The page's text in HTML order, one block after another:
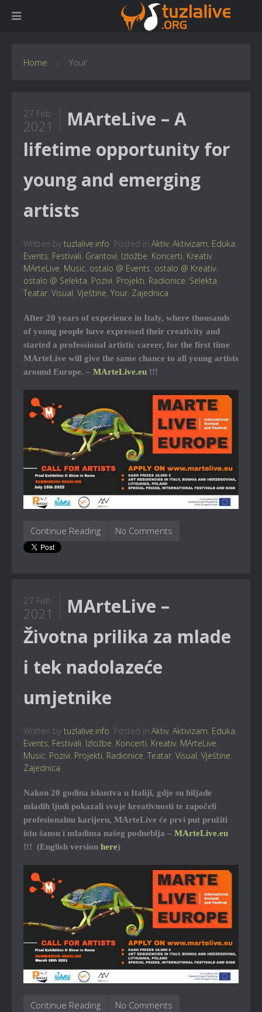
Home Your
27 Feb
2021
MArteLive – A
lifetime opportunity for
young and emerging
artists
Written by tuzlalive.info. Posted in Aktiv, Aktivizam, Eduka,
Events, Festivali, Grantovi, Izložbe, Koncerti, Kreativ,
MArteLive, Music, ostalo @ Events, ostalo @ Kreativ,
ostalo @ Selekta, Pozivi, Projekti, Radionice, Selekta,
Teatar, Visual, Vještine, Your, Zajednica
After 20 years of experience in Italy, where thousands
of young people have expressed their creativity and
started a professional artistic career, for the first time
MArteLive will give the same chance to all young artists
around Europe. – MArteLive.eu !!!
Continue Reading No Comments
27 Feb
2021
MArteLive –
Životna prilika za mlade
i tek nadolazeće
umjetnike
Written by tuzlalive.info . Posted in Aktiv, Aktivizam Eduka
Events Festivali Izložbe Koncerti Kreativ, MArteLive
Music Pozivi Projekti Radionice Teatar Visual Vještine
Zajednica
Nakon 20 godina iskustva u Italiji, gdje su hiljade
mladih ljudi pokazali svoje kreativnosti te započeli
profesionalnu karijeru, MArteLive će prvi put pružiti
istu šansu i mladima našeg podneblja – MArteLive.eu
!!! (English version here)
Continue Reading No Comments